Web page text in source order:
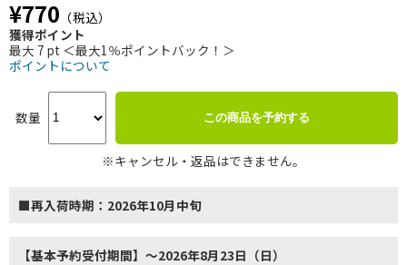
¥770 （税込）
獲得ポイント
最大 7 pt ＜最大1％ポイントバック！＞
ポイントについて
数量 この商品を予約する
※キャンセル・返品はできません。
■再入荷時期：2026年10月中旬
【基本予約受付期間】～2026年8月23日（日）